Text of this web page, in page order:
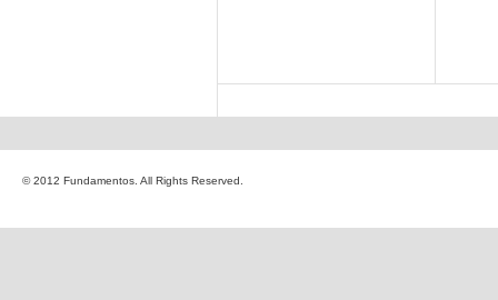
© 2012 Fundamentos. All Rights Reserved.